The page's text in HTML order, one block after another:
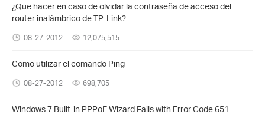
¿Que hacer en caso de olvidar la contraseña de acceso del
router inalámbrico de TP-Link?
08-27-2012 12,075,515
Como utilizar el comando Ping
08-27-2012 698,705
Windows 7 Bulit-in PPPoE Wizard Fails with Error Code 651